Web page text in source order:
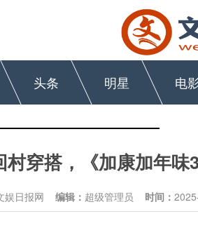
头条 明星 电
穿搭，《加康加年味
娱日报网 编辑： 超级管理员 时间：